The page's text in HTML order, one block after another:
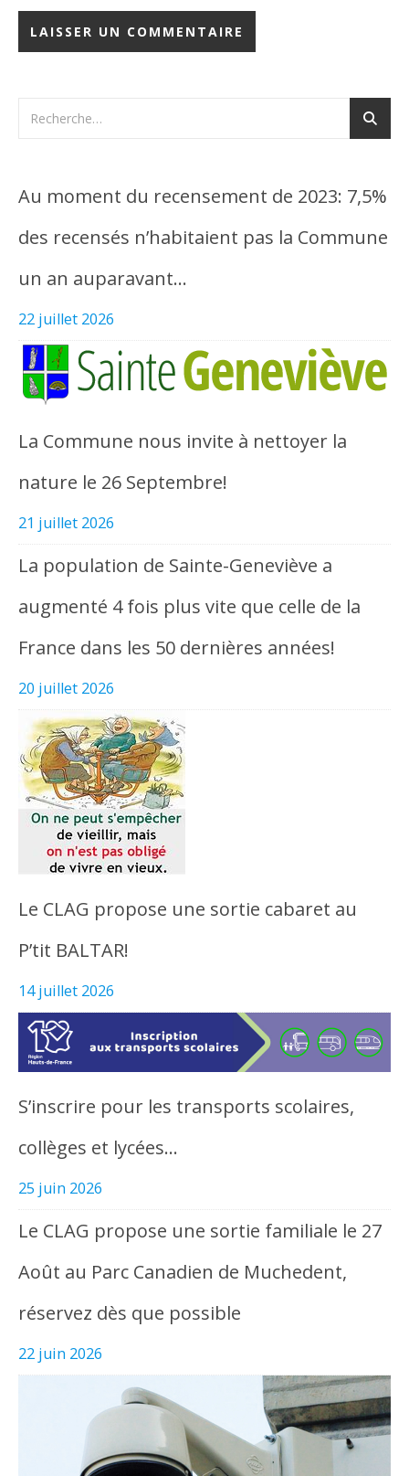
Au moment du recensement de 2023: 7,5%
des recensés n’habitaient pas la Commune
un an auparavant…
22 juillet 2026
La Commune nous invite à nettoyer la
nature le 26 Septembre!
21 juillet 2026
La population de Sainte-Geneviève a
augmenté 4 fois plus vite que celle de la
France dans les 50 dernières années!
20 juillet 2026
Le CLAG propose une sortie cabaret au
P’tit BALTAR!
14 juillet 2026
S’inscrire pour les transports scolaires,
collèges et lycées…
25 juin 2026
Le CLAG propose une sortie familiale le 27
Août au Parc Canadien de Muchedent,
réservez dès que possible
22 juin 2026